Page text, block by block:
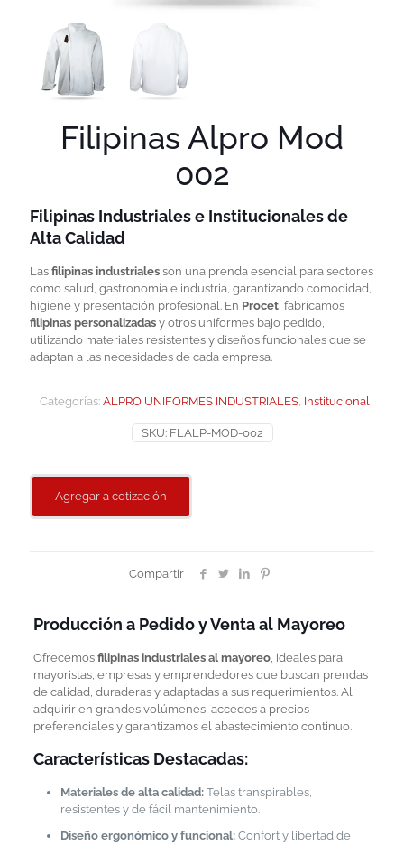
Filipinas Alpro Mod
002
Filipinas Industriales e Institucionales de
Alta Calidad
Las filipinas industriales son una prenda esencial para sectores
como salud, gastronomía e industria, garantizando comodidad,
higiene y presentación profesional. En Procet, fabricamos
filipinas personalizadas y otros uniformes bajo pedido,
utilizando materiales resistentes y diseños funcionales que se
adaptan a las necesidades de cada empresa.
SKU: FLALP-MOD-002
Categorías: ALPRO UNIFORMES INDUSTRIALES, Institucional
Agregar a cotización
Compartir
Producción a Pedido y Venta al Mayoreo
Ofrecemos filipinas industriales al mayoreo, ideales para
mayoristas, empresas y emprendedores que buscan prendas
de calidad, duraderas y adaptadas a sus requerimientos. Al
adquirir en grandes volúmenes, accedes a precios
preferenciales y garantizamos el abastecimiento continuo.
Características Destacadas:
Materiales de alta calidad:Telas transpirables,
resistentes y de fácil mantenimiento.
Diseño ergonómico y funcional:Confort y libertad de